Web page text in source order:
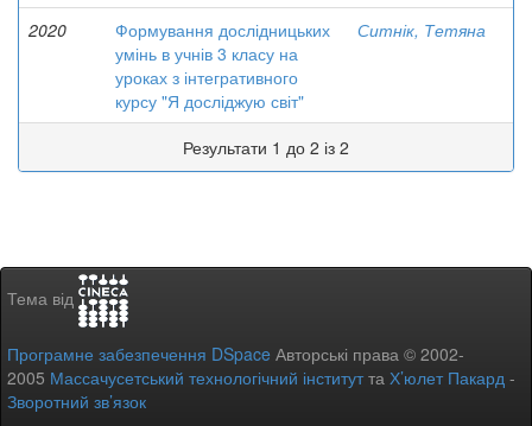
2020
Формування дослідницьких
умінь в учнів 3 класу на
уроках з інтегративного
курсу "Я досліджую світ"
Ситнік, Тетяна
Результати 1 до 2 із 2
Тема від
Програмне забезпечення DSpace Авторські права © 2002-
2005 Массачусетський технологічний інститутта Х’юлет Пакард -
Зворотний зв’язок